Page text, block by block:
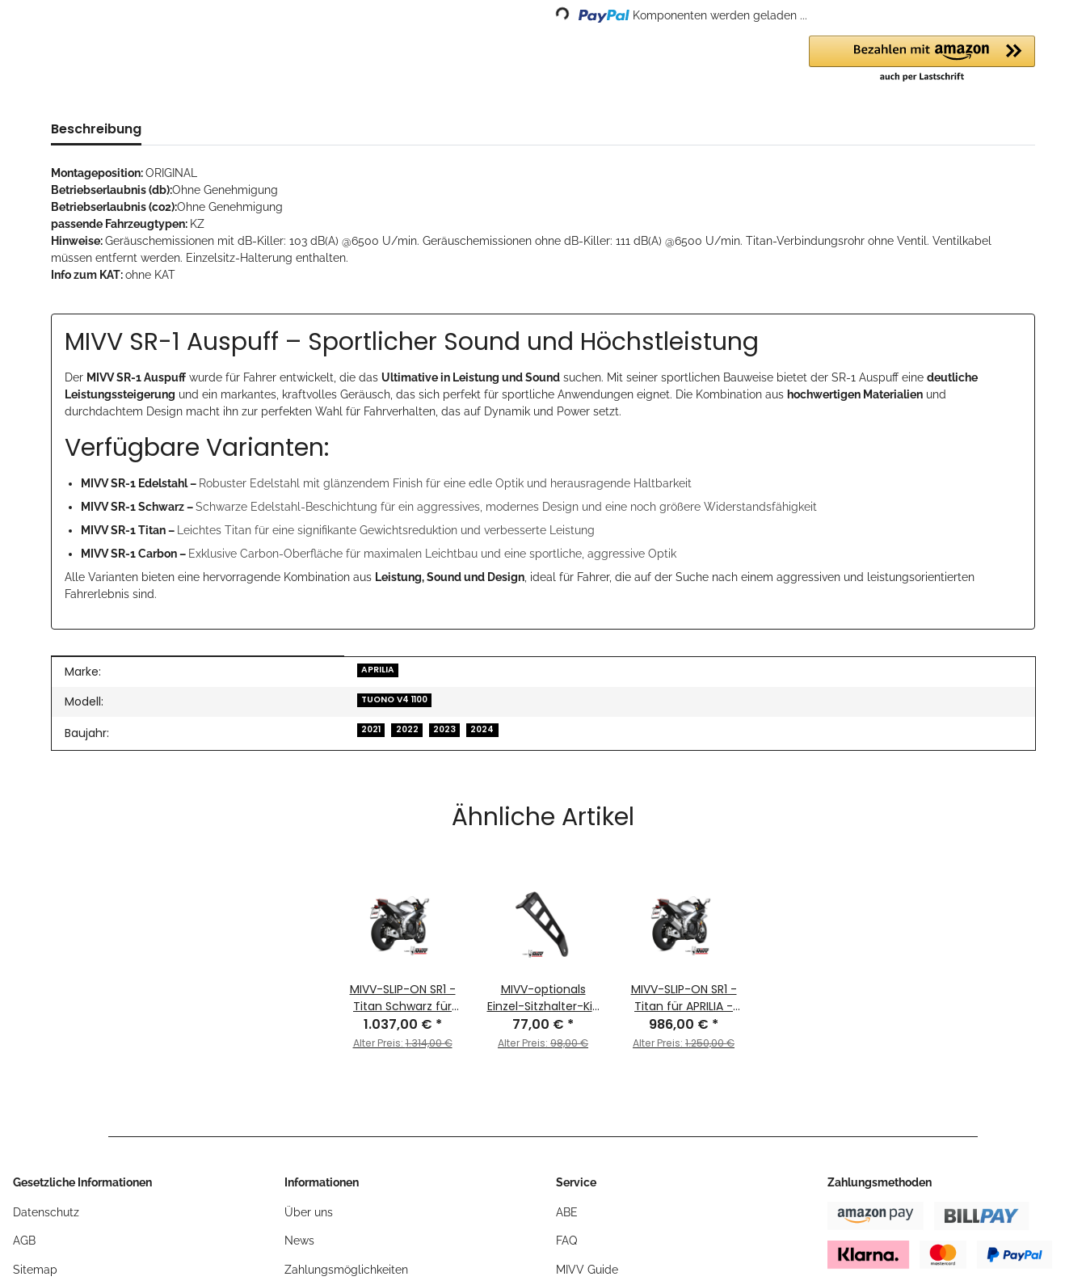
Loading... Komponenten werden geladen ...
Beschreibung
Montageposition:ORIGINAL
Betriebserlaubnis (db):Ohne Genehmigung
Betriebserlaubnis (co2):Ohne Genehmigung
passende Fahrzeugtypen: KZ
Hinweise:Geräuschemissionen mit dB-Killer: 103 dB(A) @6500 U/min. Geräuschemissionen ohne dB-Killer: 111 dB(A) @6500 U/min. Titan-Verbindungsrohr ohne Ventil. Ventilkabel
müssen entfernt werden. Einzelsitz-Halterung enthalten.
Info zum KAT:ohne KAT
MIVV SR-1 Auspuff – Sportlicher Sound und Höchstleistung
Der MIVV SR-1 Auspuff wurde für Fahrer entwickelt, die das Ultimative in Leistung und Sound suchen. Mit seiner sportlichen Bauweise bietet der SR-1 Auspuff eine deutliche
Leistungssteigerung und ein markantes, kraftvolles Geräusch, das sich perfekt für sportliche Anwendungen eignet. Die Kombination aus hochwertigen Materialien und
durchdachtem Design macht ihn zur perfekten Wahl für Fahrverhalten, das auf Dynamik und Power setzt.
Verfügbare Varianten:
MIVV SR-1 Edelstahl – Robuster Edelstahl mit glänzendem Finish für eine edle Optik und herausragende Haltbarkeit
MIVV SR-1 Schwarz –Schwarze Edelstahl-Beschichtung für ein aggressives, modernes Design und eine noch größere Widerstandsfähigkeit
MIVV SR-1 Titan – Leichtes Titan für eine signifikante Gewichtsreduktion und verbesserte Leistung
MIVV SR-1 Carbon – Exklusive Carbon-Oberfläche für maximalen Leichtbau und eine sportliche, aggressive Optik
Alle Varianten bieten eine hervorragende Kombination aus Leistung, Sound und Design , ideal für Fahrer, die auf der Suche nach einem aggressiven und leistungsorientierten
Fahrerlebnis sind.
Produkteigenschaft
Wert
Marke: APRILIA
Modell: TUONO V4 1100
Baujahr: 2021 2022 2023 2024
Ähnliche Artikel
MIVV-SLIP-ON SR1 -
Titan Schwarz für
APRILIA - TUONO V4
1100 BJ. 2021 > 2024
1.037,00 € *
Alter Preis:1.314,00 €
MIVV-optionals
Einzel-Sitzhalter-Kit,
kompatibel mit
A.015.LR1T und
77,00 € *
Alter Preis: 98,00 €
MIVV-SLIP-ON SR1 -
Titan für APRILIA -
TUONO V4 1100 BJ.
2021 > 2024 -
986,00 € *
Alter Preis: 1.250,00 €
Gesetzliche Informationen
Datenschutz
AGB
Sitemap
Informationen
Über uns
News
Zahlungsmöglichkeiten
Service
ABE
FAQ
MIVV Guide
Zahlungsmethoden